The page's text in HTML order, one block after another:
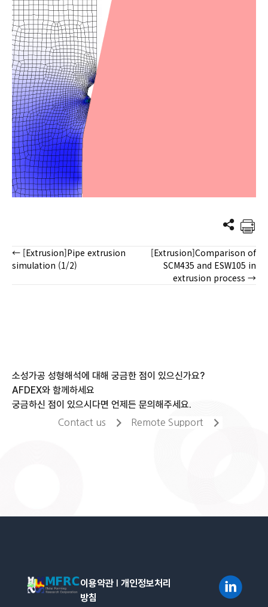
Posts
← [Extrusion]Pipe extrusion
simulation (1/2)
[Extrusion]Comparison of
SCM435 and ESW105 in
extrusion process →
소성가공 성형해석에 대해 궁금한 점이 있으신가요?
AFDEX와 함께하세요
궁금하신 점이 있으시다면 언제든 문의해주세요.
Contact us Remote Support
이용약관 l개인정보처리
방침